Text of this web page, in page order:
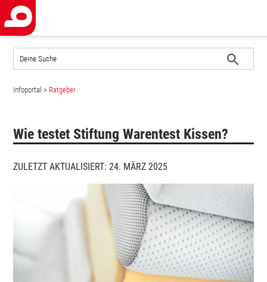
der
suchen
starten
Infoportal > Ratgeber
Wie testet Stiftung Warentest Kissen?
ZULETZT AKTUALISIERT: 24. MÄRZ 2025